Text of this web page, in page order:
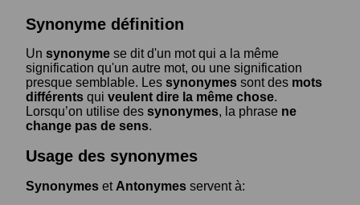
Synonyme définition
Un synonyme se dit d'un mot qui a la même
signification qu'un autre mot, ou une signification
presque semblable. Les synonymes sont des mots
différents qui veulent dire la même chose.
Lorsqu’on utilise des synonymes, la phrase ne
change pas de sens.
Usage des synonymes
Synonymes et Antonymes servent à: